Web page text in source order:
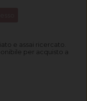
e assai ricercato.
per acquisto a